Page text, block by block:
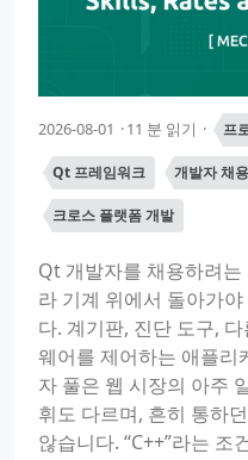
2026-08-01 11 분 읽기 프
Qt 프레임워크 개발자 채용
크로스 플랫폼 개발
Qt 개발자를 채용하려
라 기계 위에서 돌아가
다. 계기판, 진단 도구,
웨어를 제어하는 애플리
자 풀은 웹 시장의 아주
휘도 다르며, 흔히 통하
않습니다. “C++”라는